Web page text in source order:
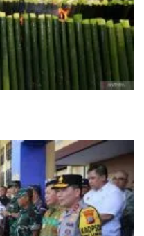
nasi bulu untuk